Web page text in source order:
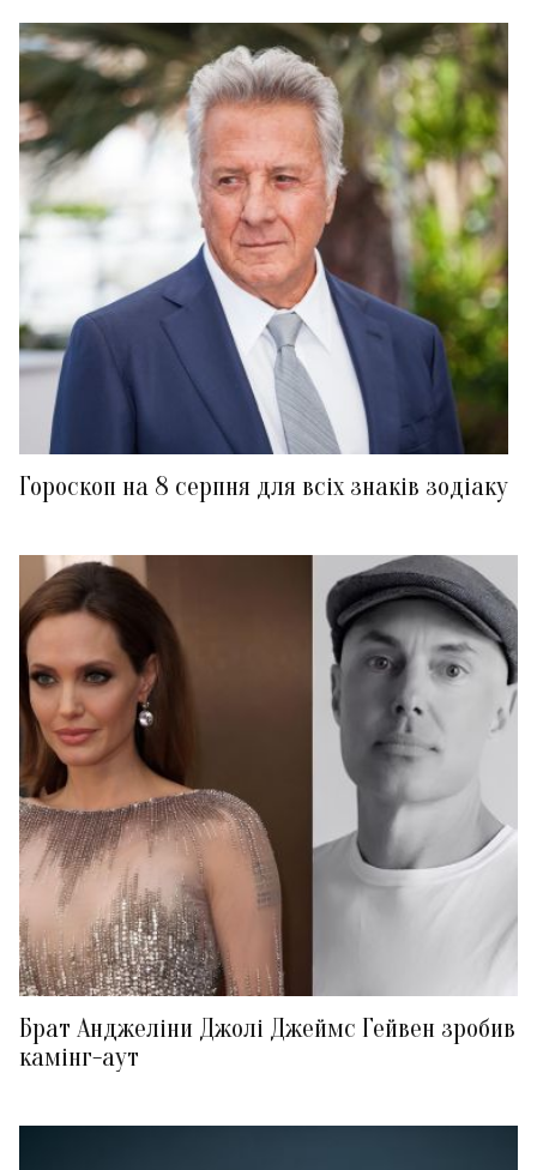
Гороскоп на 8 серпня для всіх знаків зодіаку
Брат Анджеліни Джолі Джеймс Гейвен зробив
камінг-аут